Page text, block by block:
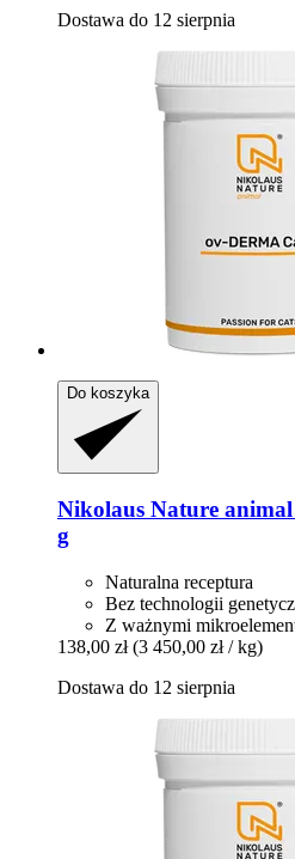
Dostawa do 12 sierpnia
Do koszyka
Nikolaus Nature animal
g
Naturalna receptura
Bez technologii
Z ważnymi
138,00 zł (3 450,00 zł / kg)
Dostawa do 12 sierpnia